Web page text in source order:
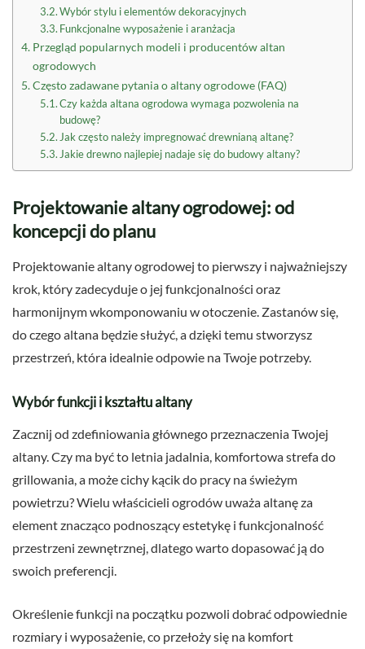
Wybór stylu i elementów dekoracyjnych
Funkcjonalne wyposażenie i aranżacja
Przegląd popularnych modeli i producentów altan
ogrodowych
Często zadawane pytania o altany ogrodowe (FAQ)
Czy każda altana ogrodowa wymaga pozwolenia na
budowę?
Jak często należy impregnować drewnianą altanę?
Jakie drewno najlepiej nadaje się do budowy altany?
Projektowanie altany ogrodowej: od
koncepcji do planu
Projektowanie altany ogrodowej to pierwszy i najważniejszy
krok, który zadecyduje o jej funkcjonalności oraz
harmonijnym wkomponowaniu w otoczenie. Zastanów się,
do czego altana będzie służyć, a dzięki temu stworzysz
przestrzeń, która idealnie odpowie na Twoje potrzeby.
Wybór funkcji i kształtu altany
Zacznij od zdefiniowania głównego przeznaczenia Twojej
altany. Czy ma być to letnia jadalnia, komfortowa strefa do
grillowania, a może cichy kącik do pracy na świeżym
powietrzu? Wielu właścicieli ogrodów uważa altanę za
element znacząco podnoszący estetykę i funkcjonalność
przestrzeni zewnętrznej, dlatego warto dopasować ją do
swoich preferencji.
Określenie funkcji na początku pozwoli dobrać odpowiednie
rozmiary i wyposażenie, co przełoży się na komfort